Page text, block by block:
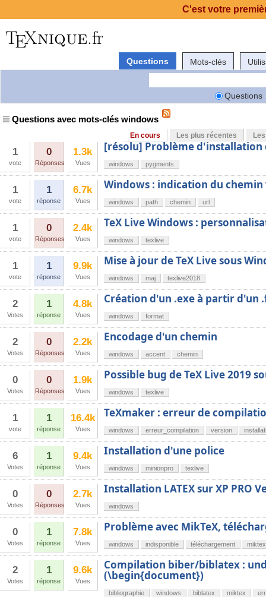
Questions Mots-clés
Questions
Questions avec mots-clés windows
En cours Les plus récentes
1
vote
0
Réponses
1.3k
Vues
[résolu] Problème d'installation
windows pygments
1
vote
1
réponse
6.7k
Vues
Windows : indication du
windows path chemin url
1
vote
0
Réponses
2.4k
Vues
TeX Live Windows :
windows texlive
1
vote
1
réponse
9.9k
Vues
Mise à jour de TeX Live sous
windows maj texlive2018
2
Votes
1
réponse
4.8k
Vues
Création d'un .exe à partir d'un
windows format
2
Votes
0
Réponses
2.2k
Vues
Encodage d'un chemin
windows accent chemin
0
Votes
0
Réponses
1.9k
Vues
Possible bug de TeX Live 2019
windows texlive
1
vote
1
réponse
16.4k
Vues
TeXmaker : erreur de
windows erreur_compilation version
6
Votes
1
réponse
9.4k
Vues
Installation d'une police
windows minionpro texlive
0
Votes
0
Réponses
2.7k
Vues
Installation LATEX sur XP PRO
windows
0
Votes
1
réponse
7.8k
Vues
Problème avec MikTeX,
windows indisponible téléchargement miktex
2
Votes
1
réponse
9.6k
Vues
Compilation biber/biblatex :
(\begin{document})
bibliographie windows biblatex miktex
C'est votre